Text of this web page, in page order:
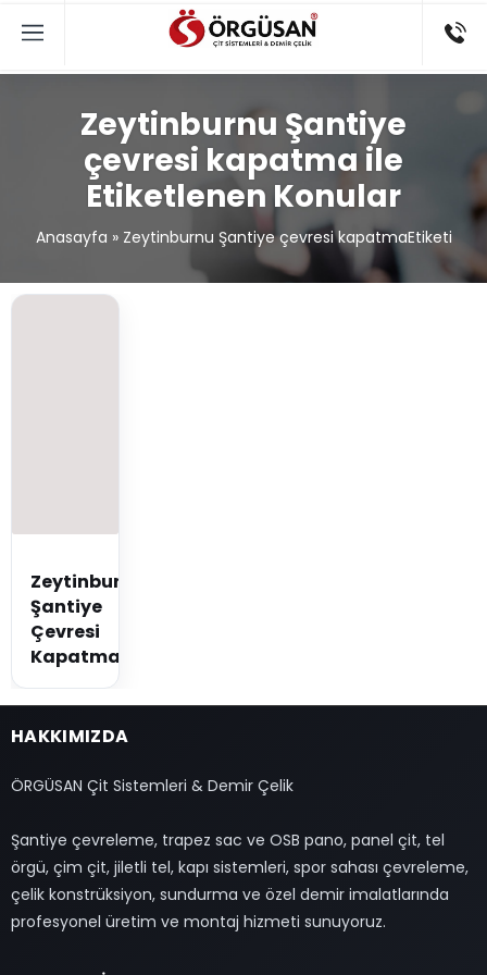
Zeytinburnu Şantiye
çevresi kapatma ile
Etiketlenen Konular
Anasayfa » Zeytinburnu Şantiye çevresi kapatmaEtiketi
Zeytinburnu
Şantiye
Çevresi
Kapatma
HAKKIMIZDA
ÖRGÜSAN Çit Sistemleri & Demir Çelik
Şantiye çevreleme, trapez sac ve OSB pano, panel çit, tel
örgü, çim çit, jiletli tel, kapı sistemleri, spor sahası çevreleme,
çelik konstrüksiyon, sundurma ve özel demir imalatlarında
profesyonel üretim ve montaj hizmeti sunuyoruz.